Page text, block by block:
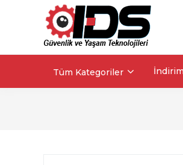
Tüm Kategoriler